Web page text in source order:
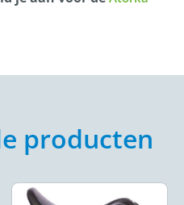
producten